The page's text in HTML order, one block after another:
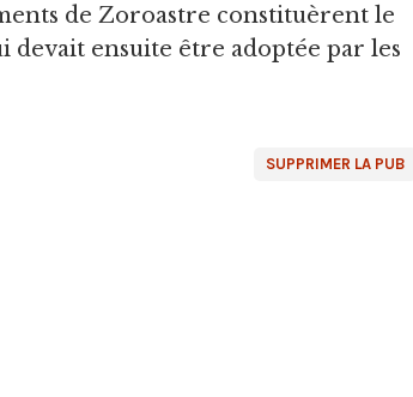
de Zoroastre constituèrent le
ensuite être adoptée par les
SUPPRIMER LA PUB